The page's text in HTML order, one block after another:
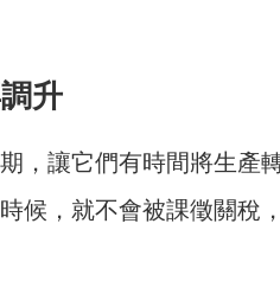
升
，讓它們有時間將生產
候，就不會被課徵關稅